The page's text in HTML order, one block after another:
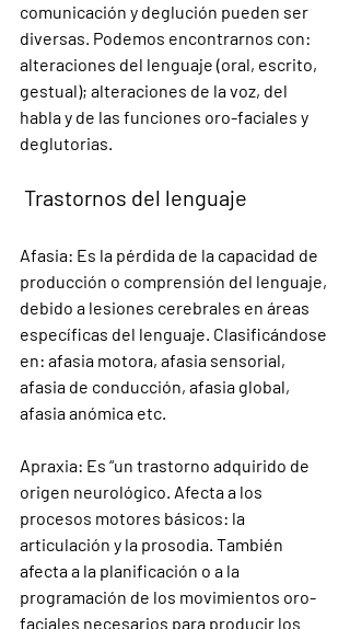
comunicación y deglución pueden ser
diversas. Podemos encontrarnos con:
alteraciones del lenguaje (oral, escrito,
gestual); alteraciones de la voz, del
habla y de las funciones oro-faciales y
deglutorias.
Trastornos del lenguaje
Afasia: Es la pérdida de la capacidad de
producción o comprensión del lenguaje,
debido a lesiones cerebrales en áreas
específicas del lenguaje. Clasificándose
en: afasia motora, afasia sensorial,
afasia de conducción, afasia global,
afasia anómica etc.
Apraxia: Es “un trastorno adquirido de
origen neurológico. Afecta a los
procesos motores básicos: la
articulación y la prosodia. También
afecta a la planificación o a la
programación de los movimientos oro-
faciales necesarios para producir los